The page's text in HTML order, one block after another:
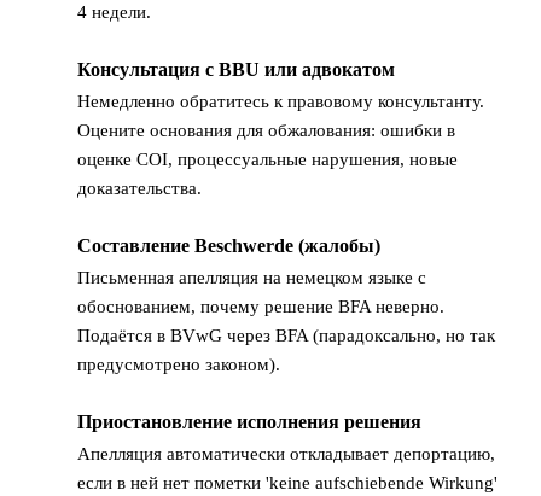
4 недели.
Консультация с BBU или адвокатом
Немедленно обратитесь к правовому консультанту.
Оцените основания для обжалования: ошибки в
оценке COI, процессуальные нарушения, новые
доказательства.
Составление Beschwerde (жалобы)
Письменная апелляция на немецком языке с
обоснованием, почему решение BFA неверно.
Подаётся в BVwG через BFA (парадоксально, но так
предусмотрено законом).
Приостановление исполнения решения
Апелляция автоматически откладывает депортацию,
если в ней нет пометки 'keine aufschiebende Wirkung'